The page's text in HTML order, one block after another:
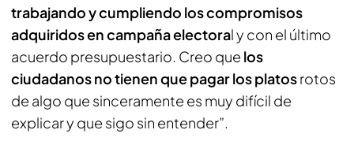
trabajando y cumpliendo los compromisos
adquiridos en campaña electoral y con el último
acuerdo presupuestario. Creo que los
ciudadanos no tienen que pagar los platosrotos
de algo que sinceramente es muy difícil de
explicar y que sigo sin entender”.